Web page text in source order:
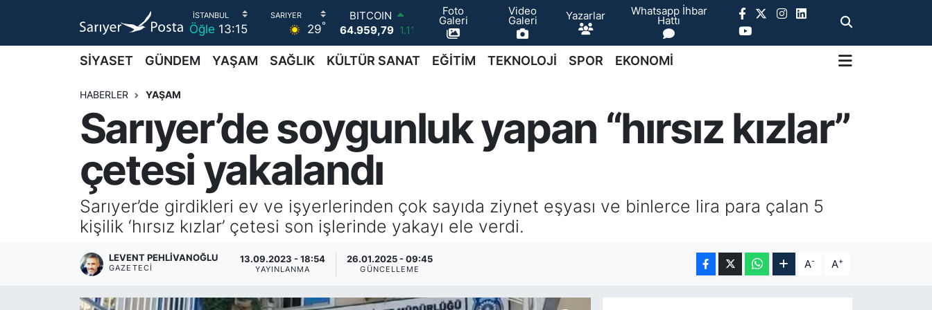
Öğle 13:15 29°
BITCOIN
64.959,79 1.11
DOLAR
47,7436 0.18
EURO
GRAM ALTIN
6660.55 0.03
BİST100
13.779
Foto
Galeri
Video
Galeri Yazarlar Whatsapp İhbar
Hattı
SİYASET GÜNDEM YAŞAM SAĞLIK KÜLTÜR SANAT EĞİTİM TEKNOLOJİ SPOR EKONOMİ
HABERLER YAŞAM
Sarıyer’de soygunluk yapan “hırsız kızlar”
çetesi yakalandı
Sarıyer’de girdikleri ev ve işyerlerinden çok sayıda ziynet eşyası ve binlerce lira para çalan 5
kişilik ‘hırsız kızlar’ çetesi son işlerinde yakayı ele verdi.
LEVENT PEHLIVANOĞLU
GAZETECI
13.09.2023 - 18:54
YAYINLANMA
26.01.2025 - 09:45
GÜNCELLEME A- A+
AKTUEL
ALT MANŞETLER
EKONOMİ
FOTO GALERİ
GÜNCEL HABERLER
GÜNDEM
İstanbul Nöbetçi Eczaneler
İstanbul Hava Durumu
İstanbul Namaz Vakitleri
İstanbul Trafik Yoğunluk Haritası
Süper Lig Puan Durumu ve Fikstür
Tüm Manşetler
Son Dakika Haberleri
Haber Arşivi